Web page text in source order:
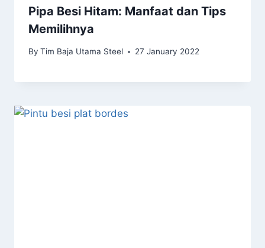
Pipa Besi Hitam: Manfaat dan Tips
Memilihnya
By Tim Baja Utama Steel 27 January 2022